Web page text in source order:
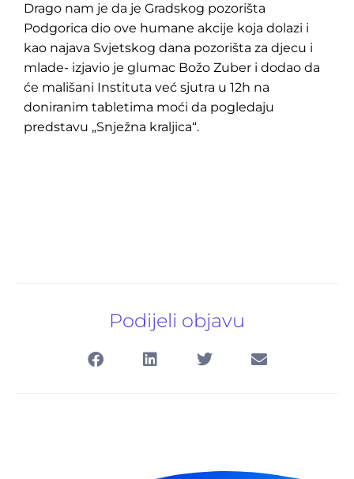
Drago nam je da je Gradskog pozorišta
Podgorica dio ove humane akcije koja dolazi i
kao najava Svjetskog dana pozorišta za djecu i
mlade- izjavio je glumac Božo Zuber i dodao da
će mališani Instituta već sjutra u 12h na
doniranim tabletima moći da pogledaju
predstavu „Snježna kraljica“.
Podijeli objavu